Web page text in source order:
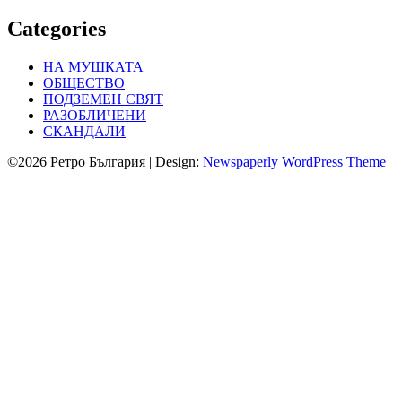
Categories
НА МУШКАТА
ОБЩЕСТВО
ПОДЗЕМЕН СВЯТ
РАЗОБЛИЧЕНИ
СКАНДАЛИ
©2026 Ретро България | Design: Newspaperly WordPress Theme